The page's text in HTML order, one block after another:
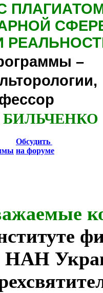
–
Обсудить
на форуме
НАН